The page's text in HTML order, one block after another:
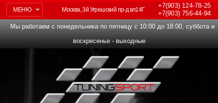
МЕНЮ
+7(903)124-78-25
+7(903)756-44-94
Москва, 3й Угрешский пр-д вл14Г
Мы работаем с понедельника по пятницу с 10:00 до 18:00, суббота и
воскресенье - выходные